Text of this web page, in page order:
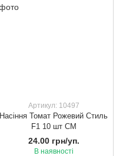
Артикул: 10497
Насіння Томат Рожевий Стиль
F1 10 шт СМ
24.00 грн/уп.
В наявності